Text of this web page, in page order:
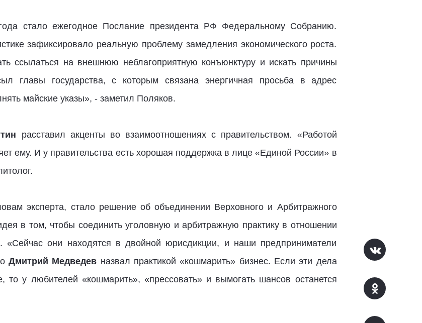
стало ежегодное Послание президента РФ Федеральному Собранию.
зафиксировало реальную проблему замедления экономического роста.
ссылаться на внешнюю неблагоприятную конъюнктуру и искать причины
главы государства, с которым связана энергичная просьба в адрес
майские указы», - заметил Поляков.
расставил акценты во взаимоотношениях с правительством. «Работой
ему. И у правительства есть хорошая поддержка в лице «Единой России» в
эксперта, стало решение об объединении Верховного и Арбитражного
в том, чтобы соединить уголовную и арбитражную практику в отношении
«Сейчас они находятся в двойной юрисдикции, и наши предприниматели
Дмитрий Медведев назвал практикой «кошмарить» бизнес. Если эти дела
то у любителей «кошмарить», «прессовать» и вымогать шансов останется